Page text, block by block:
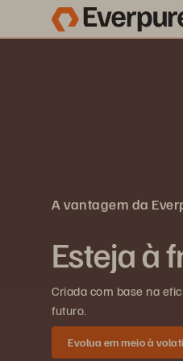
A vantagem da
Esteja à
Criada com base na
futuro.
Evolua em meio à